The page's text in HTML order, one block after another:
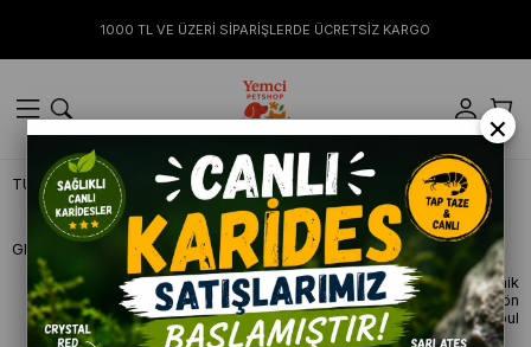
1000 TL VE ÜZERİ SİPARİŞLERDE ÜCRETSİZ KARGO
TÜKETİCİ HAKLARI – CAYMA – İPTAL İADE KOŞULLARI
GENEL:
Kullanmakta olduğunuz web sitesi üzerinden elektronik
ortamda sipariş verdiğiniz takdirde, size sunulan ön
bilgilendirme formunu ve mesafeli satış sözleşmesini kabul
etmiş sayılırsınız.
×